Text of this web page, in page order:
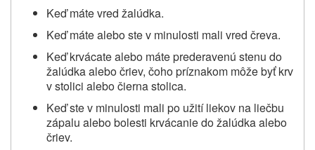
Keď máte vred žalúdka.
Keď máte alebo ste v minulosti mali vred čreva.
Keď krvácate alebo máte prederavenú stenu do
žalúdka alebo čriev, čoho príznakom môže byť krv
v stolici alebo čierna stolica.
Keď ste v minulosti mali po užití liekov na liečbu
zápalu alebo bolesti krvácanie do žalúdka alebo
čriev.